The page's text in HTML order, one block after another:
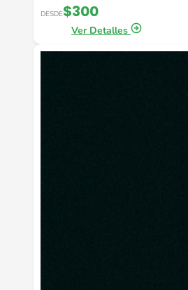
DESDE$300
Ver Detalles